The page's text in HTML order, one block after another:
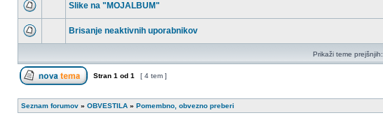
Slike na "MOJALBUM"
Brisanje neaktivnih uporabnikov
Prikaži teme prejšnjih:
Stran 1 od 1 [ 4 tem ]
Seznam forumov » OBVESTILA » Pomembno, obvezno preberi